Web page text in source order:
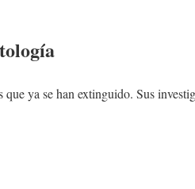
ya se han extinguido. Sus